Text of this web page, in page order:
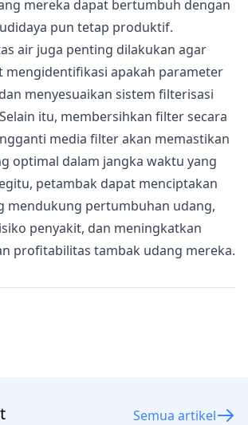
mereka dapat bertumbuh dengan
pun tetap produktif.
air juga penting dilakukan agar
mengidentifikasi apakah parameter
menyesuaikan sistem filterisasi
itu, membersihkan filter secara
media filter akan memastikan
optimal dalam jangka waktu yang
petambak dapat menciptakan
mendukung pertumbuhan udang,
penyakit, dan meningkatkan
profitabilitas tambak udang mereka.
Semua artikel